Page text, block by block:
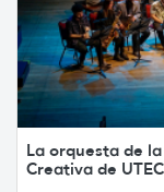
La orquesta de
Creativa de